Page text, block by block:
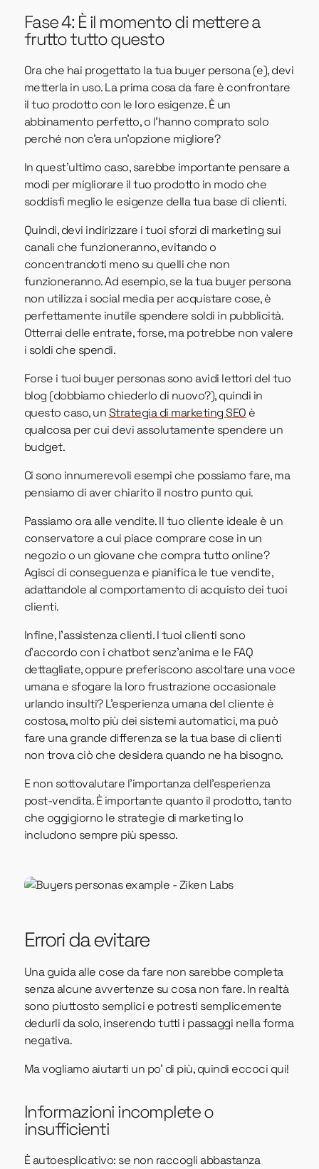
Fase 4: È il momento di mettere a
frutto tutto questo
Ora che hai progettato la tua buyer persona (e), devi
metterla in uso. La prima cosa da fare è confrontare
il tuo prodotto con le loro esigenze. È un
abbinamento perfetto, o l'hanno comprato solo
perché non c'era un'opzione migliore?
In quest'ultimo caso, sarebbe importante pensare a
modi per migliorare il tuo prodotto in modo che
soddisfi meglio le esigenze della tua base di clienti.
Quindi, devi indirizzare i tuoi sforzi di marketing sui
canali che funzioneranno, evitando o
concentrandoti meno su quelli che non
funzioneranno. Ad esempio, se la tua buyer persona
non utilizza i social media per acquistare cose, è
perfettamente inutile spendere soldi in pubblicità.
Otterrai delle entrate, forse, ma potrebbe non valere
i soldi che spendi.
Forse i tuoi buyer personas sono avidi lettori del tuo
blog (dobbiamo chiederlo di nuovo?), quindi in
questo caso, unStrategia di marketing SEO è
qualcosa per cui devi assolutamente spendere un
budget.
Ci sono innumerevoli esempi che possiamo fare, ma
pensiamo di aver chiarito il nostro punto qui.
Passiamo ora alle vendite. Il tuo cliente ideale è un
conservatore a cui piace comprare cose in un
negozio o un giovane che compra tutto online?
Agisci di conseguenza e pianifica le tue vendite,
adattandole al comportamento di acquisto dei tuoi
clienti.
Infine, l'assistenza clienti. I tuoi clienti sono
d'accordo con i chatbot senz'anima e le FAQ
dettagliate, oppure preferiscono ascoltare una voce
umana e sfogare la loro frustrazione occasionale
urlando insulti? L'esperienza umana del cliente è
costosa, molto più dei sistemi automatici, ma può
fare una grande differenza se la tua base di clienti
non trova ciò che desidera quando ne ha bisogno.
E non sottovalutare l'importanza dell'esperienza
post-vendita. È importante quanto il prodotto, tanto
che oggigiorno le strategie di marketing lo
includono sempre più spesso.
Errori da evitare
Una guida alle cose da fare non sarebbe completa
senza alcune avvertenze su cosa non fare. In realtà
sono piuttosto semplici e potresti semplicemente
dedurli da solo, inserendo tutti i passaggi nella forma
negativa.
Ma vogliamo aiutarti un po' di più, quindi eccoci qui!
Informazioni incomplete o
insufficienti
È autoesplicativo: se non raccogli abbastanza